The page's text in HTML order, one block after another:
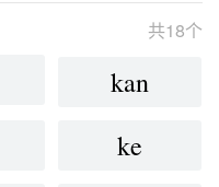
共18个
kan
ke